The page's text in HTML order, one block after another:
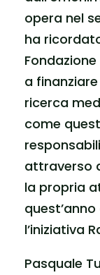
opera nel
ha
a
ricerca
come
attraverso
la propria
l’iniziativa
Pasquale